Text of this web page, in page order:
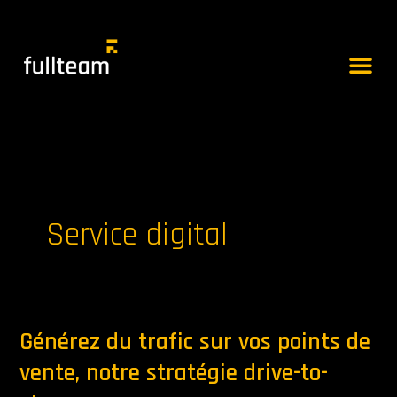
contenu
Service digital
Générez du trafic sur vos points de
vente, notre stratégie drive-to-
Générez
trafic